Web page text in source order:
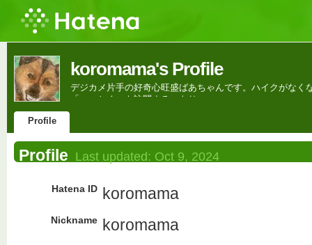
koromama's Profile
デジカメ片手の好奇心旺盛ばあちゃんです。ハイクがな
「いっとく」も訪問するつもり。
Profile
Profile Last updated: Oct 9, 2024
Hatena ID koromama
Nickname koromama